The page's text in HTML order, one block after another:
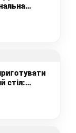
стіл:
яку